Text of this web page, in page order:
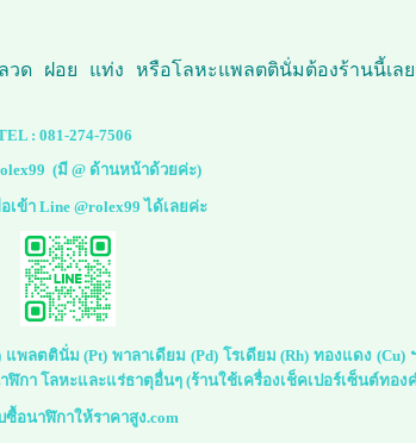
ฝอย แท่ง หรือโลหะแพลตตินั่มต้องร้านนี้เล
: 081-274-7506
(มี @ ด้านหน้าด้วยค่ะ)
เข้า Line @rolex99 ได้เลยค่ะ
พลตตินั่ม (Pt) พาลาเดียม (Pd) โรเดียม (Rh) ทองแดง (Cu)
กา โลหะและแร่ธาตุอื่นๆ (ร้านใช้เครื่องเช็คเปอร์เซ็นต์ทอง
ซื้อนาฬิกาให้ราคาสูง.com